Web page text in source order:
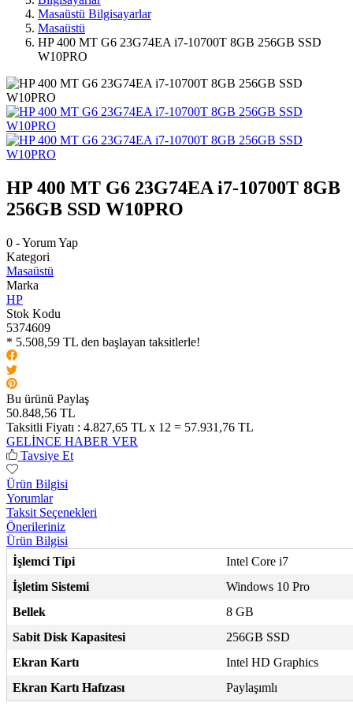
Masaüstü Bilgisayarlar
Masaüstü
HP 400 MT G6 23G74EA i7-10700T 8GB 256GB SSD
W10PRO
HP 400 MT G6 23G74EA i7-10700T 8GB
256GB SSD W10PRO
0 - Yorum Yap
Kategori
Masaüstü
Marka
HP
Stok Kodu
5374609
* 5.508,59 TL den başlayan taksitlerle!
Bu ürünü Paylaş
50.848,56 TL
Taksitli Fiyatı : 4.827,65 TL x 12 = 57.931,76 TL
GELİNCE HABER VER
Tavsiye Et
Ürün Bilgisi
Yorumlar
Taksit Seçenekleri
Önerileriniz
Ürün Bilgisi
İşlemci Tipi
Intel Core i7
İşletim Sistemi
Windows 10 Pro
Bellek
8 GB
Sabit Disk Kapasitesi
256GB SSD
Ekran Kartı
Intel HD Graphics
Ekran Kartı Hafızası
Paylaşımlı